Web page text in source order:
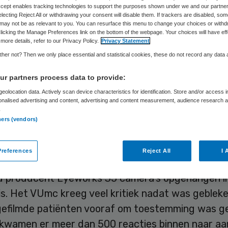
Skipr Redactie 6 juni 2012,18:54 26 keer gelezen
centrum in Amsterdam en productiebedrijf
van Reinout Oerlemans worden verdacht van
van het medisch beroepsgeheim. Het Openbaar
het productiebedrijf ook van het heimelijk
van het tv-programma ’24 uur tussen
producent Eyeworks 35 camera’s opgehangen
Het VUmc kreeg veel kritiek nadat was
patiënten vooraf om toestemming was
er meer dan 500 reacties binnen naar
enables tracking technologies to support the purposes shown under we and our
Reject All or withdrawing your consent will disable them. If trackers are disabled,
not be as relevant to you. You can resurface this menu to change your choices or
the Manage Preferences link on the bottom of the webpage. Your choices will have
details, refer to our Privacy Policy. Privacy Statement
not? Then we only place essential and statistical cookies, these do not record any data
partners process data to provide:
data. Actively scan device characteristics for identification. Store and/or access
advertising and content, advertising and content measurement, audience research
(vendors)
Reject All I